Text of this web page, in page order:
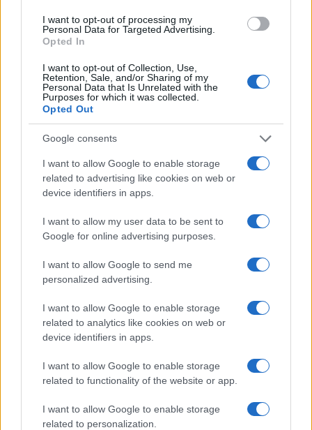
I want to opt-out of processing my
Personal Data for Targeted Advertising.
Opted In
I want to opt-out of Collection, Use,
Retention, Sale, and/or Sharing of my
Personal Data that Is Unrelated with the
Purposes for which it was collected.
Opted Out
Google consents
I want to allow Google to enable storage
related to advertising like cookies on web or
device identifiers in apps.
I want to allow my user data to be sent to
Google for online advertising purposes.
I want to allow Google to send me
personalized advertising.
I want to allow Google to enable storage
related to analytics like cookies on web or
device identifiers in apps.
I want to allow Google to enable storage
related to functionality of the website or app.
I want to allow Google to enable storage
related to personalization.
öntöttvas edényekben. A 2009 óta a szellemi kulturális
örökség nemzeti jegyzékében szereplő, 2013-ban pedig
hivatalos hungarikummá választott étel tiszteletére mára
rendszeresen 250-300 bográcsban rotyog egyszerre a
pörkölt a népzenei koncertek és családi programok
Levendulát szedő vendégek a virágzó levendulamezőn